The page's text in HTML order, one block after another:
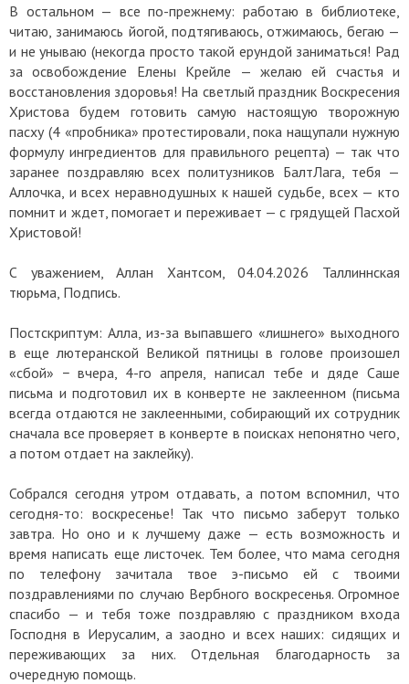
В остальном — все по-прежнему: работаю в библиотеке,
читаю, занимаюсь йогой, подтягиваюсь, отжимаюсь, бегаю —
и не унываю (некогда просто такой ерундой заниматься! Рад
за освобождение Елены Крейле — желаю ей счастья и
восстановления здоровья! На светлый праздник Воскресения
Христова будем готовить самую настоящую творожную
пасху (4 «пробника» протестировали, пока нащупали нужную
формулу ингредиентов для правильного рецепта) — так что
заранее поздравляю всех политузников БалтЛага, тебя —
Аллочка, и всех неравнодушных к нашей судьбе, всех — кто
помнит и ждет, помогает и переживает — с грядущей Пасхой
Христовой!
С уважением, Аллан Хантсом, 04.04.2026 Таллиннская
тюрьма, Подпись.
Постскриптум: Алла, из-за выпавшего «лишнего» выходного
в еще лютеранской Великой пятницы в голове произошел
«сбой» − вчера, 4-го апреля, написал тебе и дяде Саше
письма и подготовил их в конверте не заклеенном (письма
всегда отдаются не заклеенными, собирающий их сотрудник
сначала все проверяет в конверте в поисках непонятно чего,
а потом отдает на заклейку).
Собрался сегодня утром отдавать, а потом вспомнил, что
сегодня-то: воскресенье! Так что письмо заберут только
завтра. Но оно и к лучшему даже — есть возможность и
время написать еще листочек. Тем более, что мама сегодня
по телефону зачитала твое э-письмо ей с твоими
поздравлениями по случаю Вербного воскресенья. Огромное
спасибо — и тебя тоже поздравляю с праздником входа
Господня в Иерусалим, а заодно и всех наших: сидящих и
переживающих за них. Отдельная благодарность за
очередную помощь.